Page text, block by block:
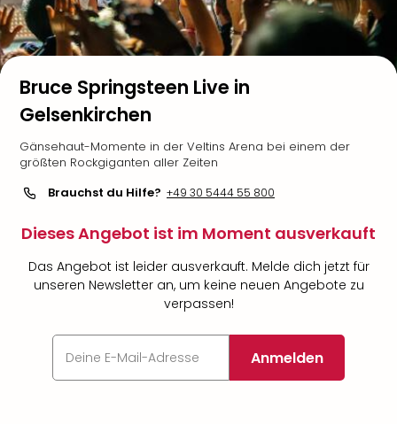
Bruce Springsteen Live in
Gelsenkirchen
Gänsehaut-Momente in der Veltins Arena bei einem der
größten Rockgiganten aller Zeiten
Brauchst du Hilfe? +49 30 5444 55 800
Dieses Angebot ist im Moment ausverkauft
Das Angebot ist leider ausverkauft. Melde dich jetzt für
unseren Newsletter an, um keine neuen Angebote zu
verpassen!
Anmelden